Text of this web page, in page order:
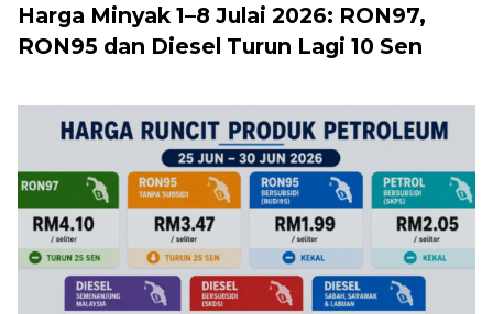
Harga Minyak 1–8 Julai 2026: RON97,
RON95 dan Diesel Turun Lagi 10 Sen